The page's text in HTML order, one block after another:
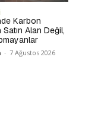
Karbon
Alan Değil,
- 7 Ağustos 2026